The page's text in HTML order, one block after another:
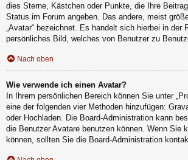
dies Sterne, Kästchen oder Punkte, die Ihre
Status im Forum angeben. Das andere, meist
„Avatar“ bezeichnet. Es handelt sich hierbei in der
persönliches Bild, welches von Benutzer zu
Nach oben
Wie verwende ich einen Avatar?
In Ihrem persönlichen Bereich können Sie unter
eine der folgenden vier Methoden hinzufügen:
oder Hochladen. Die Board-Administration kann
die Benutzer Avatare benutzen können. Wenn Sie
können, sollten Sie die Board-Administration